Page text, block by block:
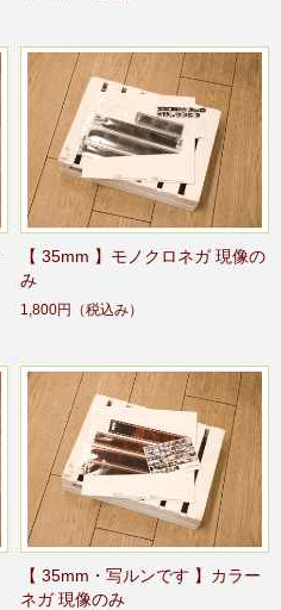
【 35mm 】モノクロネガ 現像の
み
1,800円 （税込み）
【 35mm・写ルンです 】カラー
ネガ 現像のみ